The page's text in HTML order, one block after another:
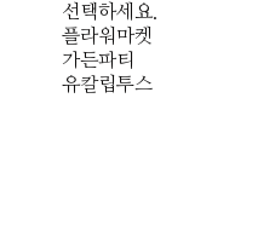
선택하세요.
플라워마켓
가든파티
유칼립투스